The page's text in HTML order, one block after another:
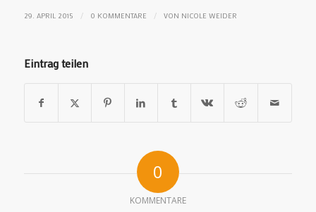
29. APRIL 2015 / 0 KOMMENTARE / VON NICOLE WEIDER
Eintrag teilen
0
KOMMENTARE